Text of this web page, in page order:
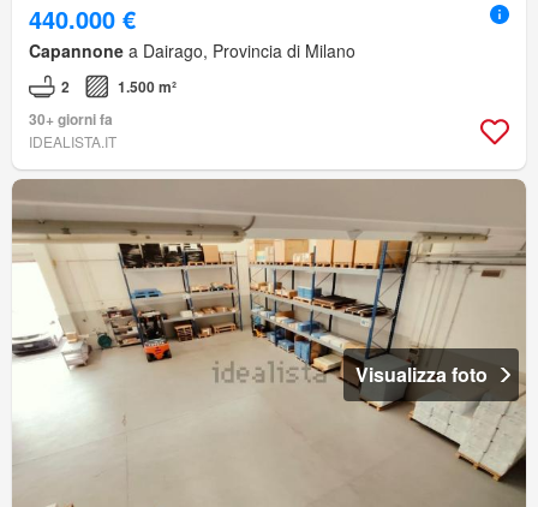
440.000 €
Capannone a Dairago, Provincia di Milano
2
1.500 m²
30+ giorni fa
IDEALISTA.IT
Visualizza foto